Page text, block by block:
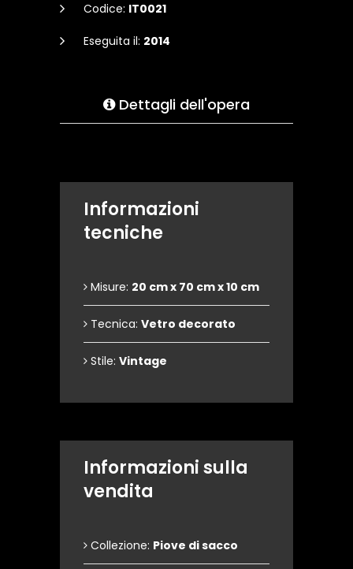
Codice: IT0021
Eseguita il: 2014
Dettagli dell'opera
Informazioni
tecniche
Misure: 20 cm x 70 cm x 10 cm
Tecnica: Vetro decorato
Stile: Vintage
Informazioni sulla
vendita
Collezione: Piove di sacco